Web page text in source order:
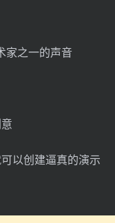
家之一的声音
以创建逼真的演示